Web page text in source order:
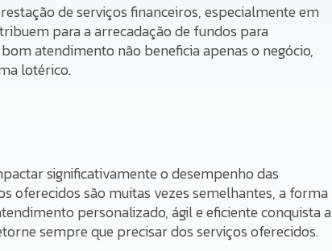
de serviços financeiros, especialmente em
para a arrecadação de fundos para
atendimento não beneficia apenas o negócio,
lotérico.
significativamente o desempenho das
oferecidos são muitas vezes semelhantes, a forma
personalizado, ágil e eficiente conquista a
sempre que precisar dos serviços oferecidos.